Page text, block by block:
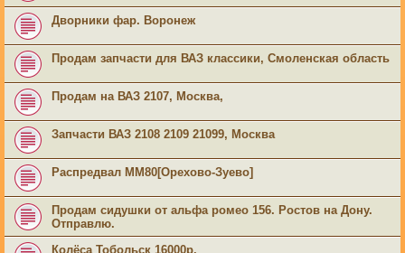
Дворники фар. Воронеж
Продам запчасти для ВАЗ классики, Смоленская область
Продам на ВАЗ 2107, Москва,
Запчасти ВАЗ 2108 2109 21099, Москва
Распредвал ММ80[Орехово-Зуево]
Продам сидушки от альфа ромео 156. Ростов на Дону.
Отправлю.
Колёса Тобольск 16000р.